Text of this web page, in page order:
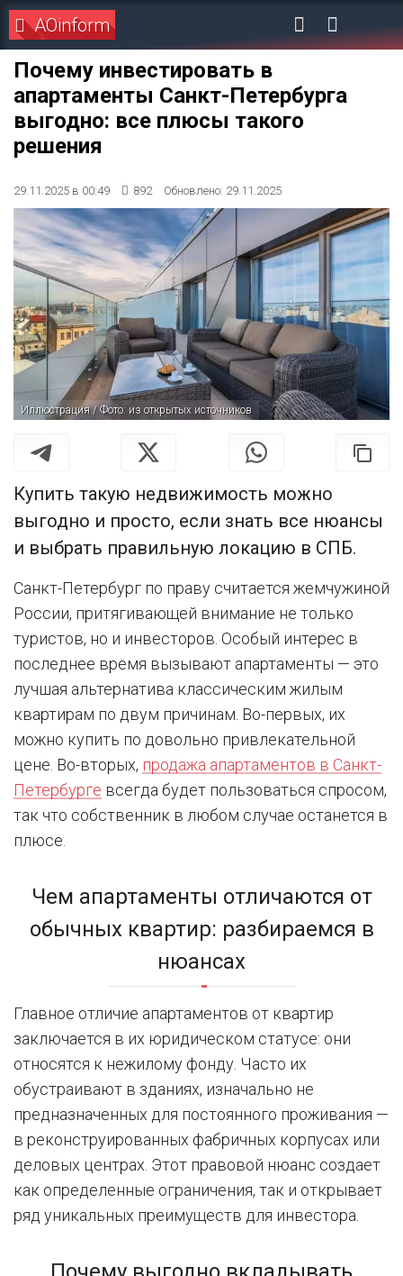
AOinform
Почему инвестировать в
апартаменты Санкт-Петербурга
выгодно: все плюсы такого
решения
29.11.2025 в 00:49 892 Обновлено: 29.11.2025
Иллюстрация / Фото: из открытых источников
Купить такую недвижимость можно
выгодно и просто, если знать все нюансы
и выбрать правильную локацию в СПБ.
Санкт-Петербург по праву считается жемчужиной
России, притягивающей внимание не только
туристов, но и инвесторов. Особый интерес в
последнее время вызывают апартаменты — это
лучшая альтернатива классическим жилым
квартирам по двум причинам. Во-первых, их
можно купить по довольно привлекательной
цене. Во-вторых, продажа апартаментов в Санкт-
Петербурге всегда будет пользоваться спросом,
так что собственник в любом случае останется в
плюсе.
Чем апартаменты отличаются от
обычных квартир: разбираемся в
нюансах
Главное отличие апартаментов от квартир
заключается в их юридическом статусе: они
относятся к нежилому фонду. Часто их
обустраивают в зданиях, изначально не
предназначенных для постоянного проживания —
в реконструированных фабричных корпусах или
деловых центрах. Этот правовой нюанс создает
как определенные ограничения, так и открывает
ряд уникальных преимуществ для инвестора.